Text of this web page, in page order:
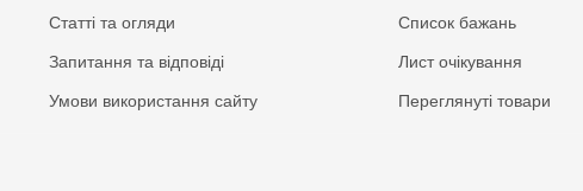
Статті та огляди
Запитання та відповіді
Умови використання сайту
Список бажань
Лист очікування
Переглянуті товари